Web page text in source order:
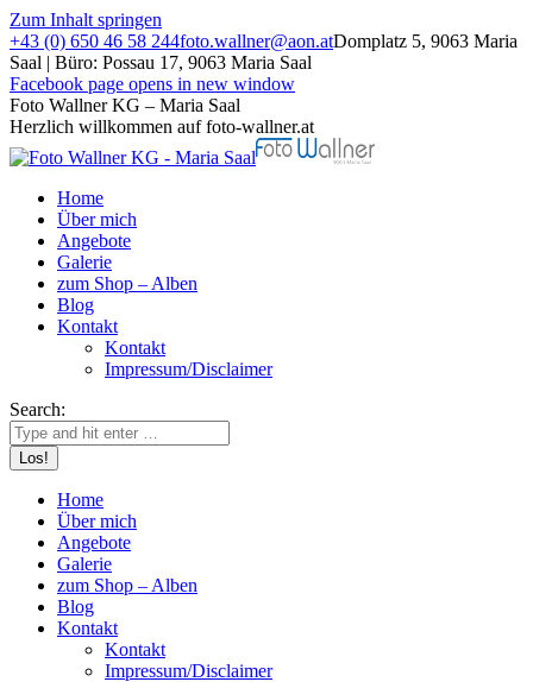
Zum Inhalt springen
+43 (0) 650 46 58 244foto.wallner@aon.atDomplatz 5, 9063 Maria
Saal | Büro: Possau 17, 9063 Maria Saal
Facebook page opens in new window
Foto Wallner KG – Maria Saal
Herzlich willkommen auf foto-wallner.at
Home
Über mich
Angebote
Galerie
zum Shop – Alben
Blog
Kontakt
Kontakt
Impressum/Disclaimer
Search:
Home
Über mich
Angebote
Galerie
zum Shop – Alben
Blog
Kontakt
Kontakt
Impressum/Disclaimer